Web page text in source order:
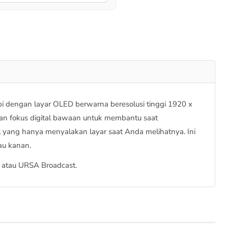
dengan layar OLED berwarna beresolusi tinggi 1920 x
fokus digital bawaan untuk membantu saat
hanya menyalakan layar saat Anda melihatnya. Ini
kanan.
URSA Broadcast.